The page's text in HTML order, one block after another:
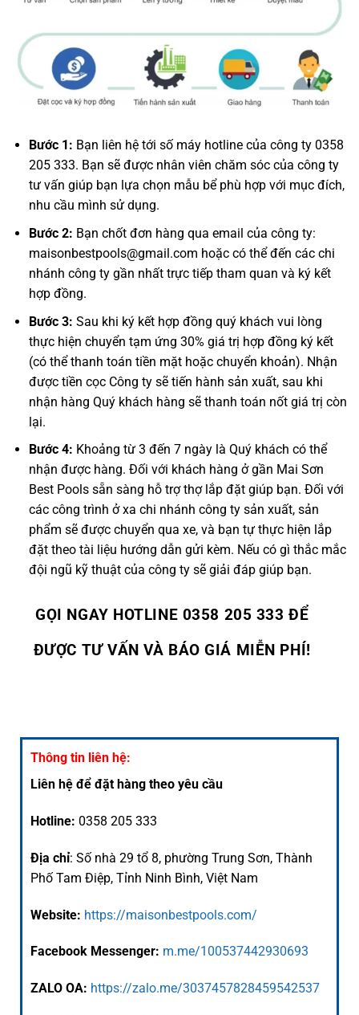
Bước 1: Bạn liên hệ tới số máy hotline của công ty 0358
205 333. Bạn sẽ được nhân viên chăm sóc của công ty
tư vấn giúp bạn lựa chọn mẫu bể phù hợp với mục đích,
nhu cầu mình sử dụng.
Bước 2: Bạn chốt đơn hàng qua email của công ty:
maisonbestpools@gmail.com hoặc có thể đến các chi
nhánh công ty gần nhất trực tiếp tham quan và ký kết
hợp đồng.
Bước 3: Sau khi ký kết hợp đồng quý khách vui lòng
thực hiện chuyển tạm ứng 30% giá trị hợp đồng ký kết
(có thể thanh toán tiền mặt hoặc chuyển khoản). Nhận
được tiền cọc Công ty sẽ tiến hành sản xuất, sau khi
nhận hàng Quý khách hàng sẽ thanh toán nốt giá trị còn
lại.
Bước 4: Khoảng từ 3 đến 7 ngày là Quý khách có thể
nhận được hàng. Đối với khách hàng ở gần Mai Sơn
Best Pools sẵn sàng hỗ trợ thợ lắp đặt giúp bạn. Đối với
các công trình ở xa chi nhánh công ty sản xuất, sản
phẩm sẽ được chuyển qua xe, và bạn tự thực hiện lắp
đặt theo tài liệu hướng dẫn gửi kèm. Nếu có gì thắc mắc
đội ngũ kỹ thuật của công ty sẽ giải đáp giúp bạn.
GỌI NGAY HOTLINE 0358 205 333 ĐỂ
ĐƯỢC TƯ VẤN VÀ BÁO GIÁ MIỄN PHÍ!
Thông tin liên hệ:
Liên hệ để đặt hàng theo yêu cầu
Hotline: 0358 205 333
Địa chỉ: Số nhà 29 tổ 8, phường Trung Sơn, Thành
Phố Tam Điệp, Tỉnh Ninh Bình, Việt Nam
Website: https://maisonbestpools.com/
Facebook Messenger: m.me/100537442930693
ZALO OA: https://zalo.me/3037457828459542537